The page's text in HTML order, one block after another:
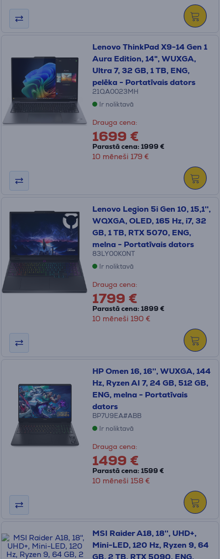
Lenovo ThinkPad X9-14 Gen 1
Aura Edition, 14", WUXGA,
Ultra 7, 32 GB, 1 TB, ENG,
pelēka - Portatīvais dators
21QA0023MH
Ir noliktavā
Drauga cena:
1699 €
Parastā cena: 1999 €
10 mēneši 179 €
Lenovo Legion 5i Gen 10, 15,1'',
WQXGA, OLED, 165 Hz, i7, 32
GB, 1 TB, RTX 5070, ENG,
melna - Portatīvais dators
83LY00K0NT
Ir noliktavā
Drauga cena:
1799 €
Parastā cena: 1899 €
10 mēneši 190 €
HP Omen 16, 16'', WUXGA, 144
Hz, Ryzen AI 7, 24 GB, 512 GB,
ENG, melna - Portatīvais
dators
BP7U9EA#ABB
Ir noliktavā
Drauga cena:
1499 €
Parastā cena: 1599 €
10 mēneši 158 €
MSI Raider A18, 18'', UHD+,
Mini-LED, 120 Hz, Ryzen 9, 64
GB, 2 TB, RTX 5090, ENG,